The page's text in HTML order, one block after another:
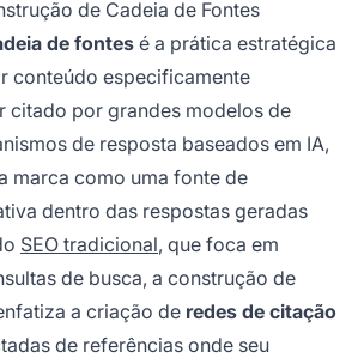
a fonte confiável que os
citam ao responder perguntas
representa uma mudança
se de otimizar para cliques
para atribuição e
que ser citado por um LLM
do que ranquear nos resultados
de Cadeia de Fontes
de fontesé a prática estratégica
conteúdo especificamente
citado por grandes modelos de
de resposta baseados em IA,
marca como uma fonte de
dentro das respostas geradas
SEO tradicional, que foca em
de busca, a construção de
a criação de redes de citação
de referências onde seu